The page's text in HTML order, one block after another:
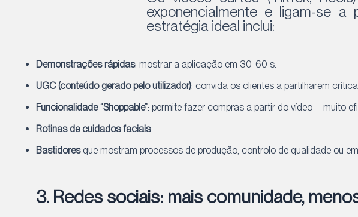
exponencialmente e ligam-se a
estratégia ideal inclui:
Demonstrações rápidas: mostrar a aplicação em 30-60 s.
UGC (conteúdo gerado pelo utilizador): convida os clientes a partilharem
Funcionalidade “Shoppable”: permite fazer compras a partir do vídeo – muito
Rotinas de cuidados faciais
Bastidoresque mostram processos de produção, controlo de qualidade ou
3. Redes sociais: mais comunidade,